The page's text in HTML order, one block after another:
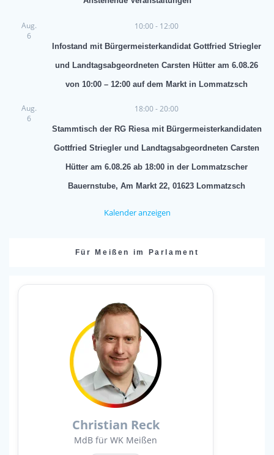
Aug.
6
10:00- 12:00
Infostand mit Bürgermeisterkandidat Gottfried Striegler
und Landtagsabgeordneten Carsten Hütter am 6.08.26
von 10:00 – 12:00 auf dem Markt in Lommatzsch
Aug.
6
18:00-20:00
Stammtisch der RG Riesa mit Bürgermeisterkandidaten
Gottfried Striegler und Landtagsabgeordneten Carsten
Hütter am 6.08.26 ab 18:00 in der Lommatzscher
Bauernstube, Am Markt 22, 01623 Lommatzsch
Kalender anzeigen
Für Meißen im Parlament
Christian Reck
MdB für WK Meißen